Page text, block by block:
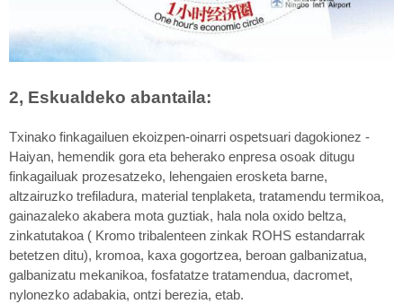
2, Eskualdeko abantaila:
Txinako finkagailuen ekoizpen-oinarri ospetsuari dagokionez -
Haiyan, hemendik gora eta beherako enpresa osoak ditugu
finkagailuak prozesatzeko, lehengaien erosketa barne,
altzairuzko trefiladura, material tenplaketa, tratamendu termikoa,
gainazaleko akabera mota guztiak, hala nola oxido beltza,
zinkatutakoa ( Kromo tribalenteen zinkak ROHS estandarrak
betetzen ditu), kromoa, kaxa gogortzea, beroan galbanizatua,
galbanizatu mekanikoa, fosfatatze tratamendua, dacromet,
nylonezko adabakia, ontzi berezia, etab.